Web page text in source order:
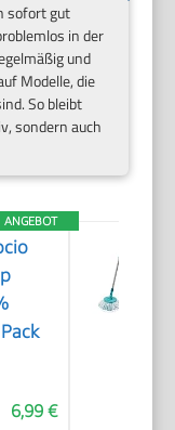
sofort gut
in der
und
Modelle, die
So bleibt
sondern auch
ANGEBOT
6,99 €